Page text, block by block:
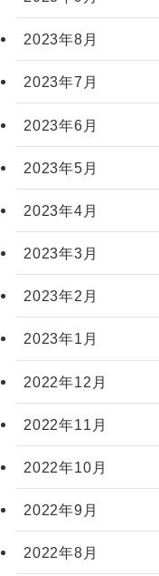
2023年8月
2023年7月
2023年6月
2023年5月
2023年4月
2023年3月
2023年2月
2023年1月
2022年12月
2022年11月
2022年10月
2022年9月
2022年8月